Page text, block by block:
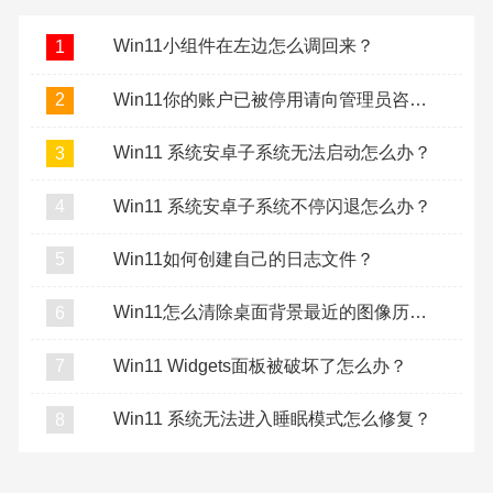
1 Win11小组件在左边怎么调回来？
2 Win11你的账户已被停用请向管理员咨询怎么办？
3 Win11 系统安卓子系统无法启动怎么办？
4 Win11 系统安卓子系统不停闪退怎么办？
5 Win11如何创建自己的日志文件？
6 Win11怎么清除桌面背景最近的图像历史记录？
7 Win11 Widgets面板被破坏了怎么办？
8 Win11 系统无法进入睡眠模式怎么修复？